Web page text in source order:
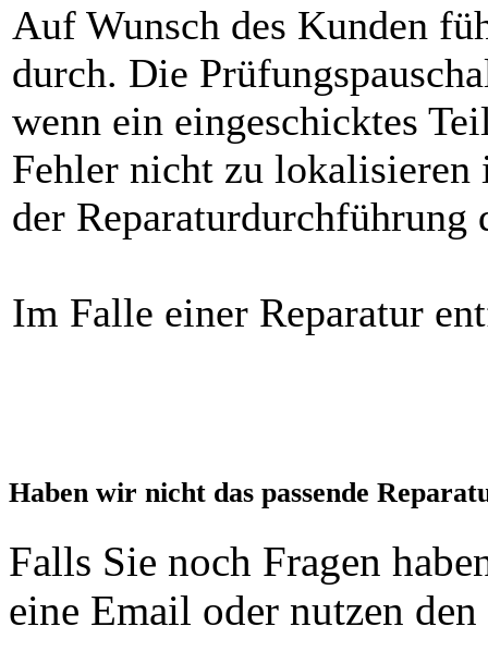
Auf Wunsch des Kunden
durch. Die
wenn ein eingeschicktes
Fehler nicht zu lokalisieren
der
Im Falle einer Reparatur
Haben wir nicht das passende
Falls Sie noch Fragen
eine Email oder nutzen